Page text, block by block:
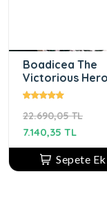
Boadicea The
Victorious
eau de parfum
ml kadın
22.690,05 TL
7.140,35 TL
Sepete